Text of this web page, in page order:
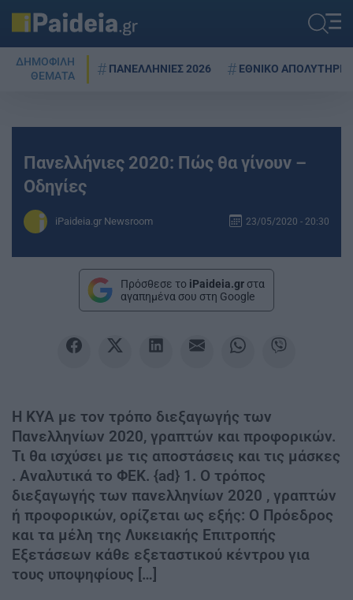
ΔΗΜΟΦΙΛΗ
ΘΕΜΑΤΑ
ΠΑΝΕΛΛΗΝΙΕΣ 2026 ΕΘΝΙΚΟ ΑΠΟΛΥΤΗΡΙΟ
Πανελλήνιες 2020: Πώς θα γίνουν –
Οδηγίες
iPaideia.gr Newsroom 23/05/2020 - 20:30
Πρόσθεσε το iPaideia.gr στα
αγαπημένα σου στη Google
Η ΚΥΑ με τον τρόπο διεξαγωγής των
Πανελληνίων 2020, γραπτών και προφορικών.
Τι θα ισχύσει με τις αποστάσεις και τις μάσκες
. Αναλυτικά το ΦΕΚ. {ad} 1. Ο τρόπος
διεξαγωγής των πανελληνίων 2020 , γραπτών
ή προφορικών, ορίζεται ως εξής: O Πρόεδρος
και τα μέλη της Λυκειακής Επιτροπής
Εξετάσεων κάθε εξεταστικού κέντρου για
τους υποψηφίους […]